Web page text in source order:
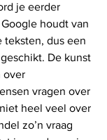
je eerder
houdt van
teksten, dus een
De kunst
over
vragen over
heel veel over
zo’n vraag